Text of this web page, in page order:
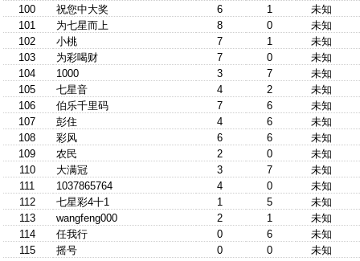
100
祝您中大奖 6 1
未知
101
为七星而上 8 0
未知
102
小桃 7 1
未知
103
为彩喝财 7 0
未知
104
1000 3 7
未知
105
七星音 4 2
未知
106
伯乐千里码 7 6
未知
107
彭住 4 6
未知
108
彩风 6 6
未知
109
农民 2 0
未知
110
大满冠 3 7
未知
111
1037865764 4 0
未知
112
七星彩4十1 1 5
未知
113
wangfeng000 2 1
未知
114
任我行 0 6
未知
115
摇号 0 0
未知